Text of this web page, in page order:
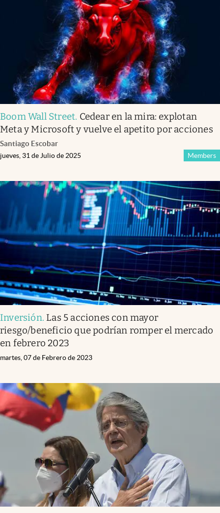
Infotechnology
Mundial 2026
Eventos Corporativos
El Cronista Studio
Mediakit
abre en nueva pestaña
Argentina
Boom Wall Street. Cedear en la mira: explotan
Meta y Microsoft y vuelve el apetito por acciones
Santiago Escobar
Members
jueves, 31 de Julio de 2025
Inversión. Las 5 acciones con mayor
riesgo/beneficio que podrían romper el mercado
en febrero 2023
martes, 07 de Febrero de 2023